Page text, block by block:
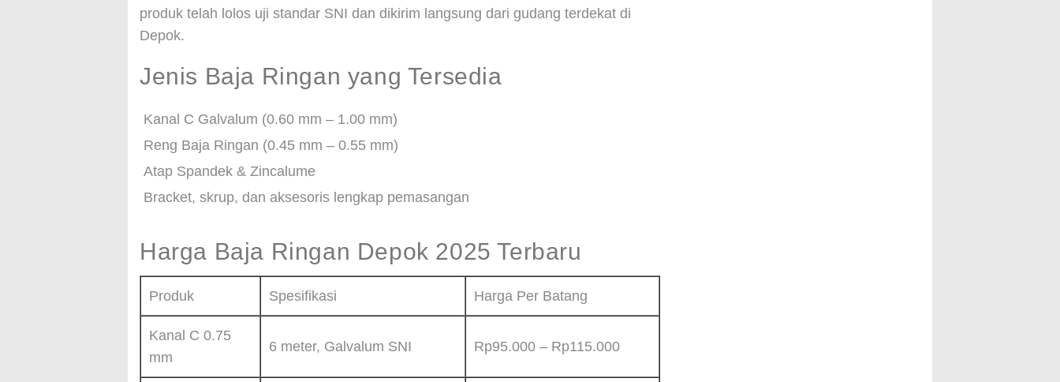
produk telah lolos uji standar SNI dan dikirim langsung dari gudang terdekat di
Depok.
Jenis Baja Ringan yang Tersedia
Kanal C Galvalum (0.60 mm – 1.00 mm)
Reng Baja Ringan (0.45 mm – 0.55 mm)
Atap Spandek & Zincalume
Bracket, skrup, dan aksesoris lengkap pemasangan
Harga Baja Ringan Depok 2025 Terbaru
Produk Spesifikasi Harga Per Batang
Kanal C 0.75
mm
6 meter, Galvalum SNI Rp95.000 – Rp115.000